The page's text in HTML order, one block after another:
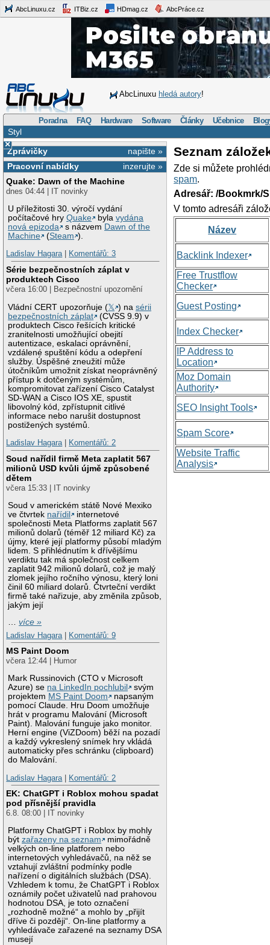
AbcLinuxu.cz ITBiz.cz HDmag.cz AbcPráce.cz
AbcLinuxu hledá autory!
Poradna FAQ Hardware Software Články Učebnice
Styl
×
napište »
Zprávičky
inzerujte »
Pracovní nabídky
Quake: Dawn of the Machine
dnes 04:44 | IT novinky
U příležitosti 30. výročí vydání
počítačové hryQuake bylavydána
nová epizoda
s názvem Dawn of the
Machine
(Steam ).
Ladislav Hagara| Komentářů: 3
Série bezpečnostních záplat v
produktech Cisco
včera 16:00 | Bezpečnostní upozornění
Vládní CERT upozorňuje (𝕏 ) nasérii
bezpečnostních záplat
(CVSS 9.9) v
produktech Cisco řešících kritické
zranitelnosti umožňující obejití
autentizace, eskalaci oprávnění,
vzdálené spuštění kódu a odepření
služby. Úspěšné zneužití může
útočníkům umožnit získat neoprávněný
přístup k dotčeným systémům,
kompromitovat zařízení Cisco Catalyst
SD-WAN a Cisco IOS XE, spustit
libovolný kód, zpřístupnit citlivé
informace nebo narušit dostupnost
postižených systémů.
Ladislav Hagara| Komentářů: 2
Soud nařídil firmě Meta zaplatit 567
milionů USD kvůli újmě způsobené
dětem
včera 15:33 | IT novinky
Soud v americkém státě Nové Mexiko
ve čtvrtek nařídil
internetové
společnosti Meta Platforms zaplatit 567
milionů dolarů (téměř 12 miliard Kč) za
újmy, které její platformy působí mladým
lidem. S přihlédnutím k dřívějšímu
verdiktu tak má společnost celkem
zaplatit 942 milionů dolarů, což je malý
zlomek jejího ročního výnosu, který loni
činil 60 miliard dolarů. Čtvrteční verdikt
firmě také nařizuje, aby změnila způsob,
jakým její
…více »
Ladislav Hagara
Komentářů: 9
MS Paint Doom
včera 12:44 | Humor
Mark Russinovich (CTO v Microsoft
Azure) se na LinkedIn pochlubil
svým
projektem MS Paint Doom
napsaným
pomocí Claude. Hru Doom umožňuje
hrát v programu Malování (Microsoft
Paint). Malování funguje jako monitor.
Herní engine (ViZDoom) běží na pozadí
a každý vykreslený snímek hry vkládá
automaticky přes schránku (clipboard)
do Malování.
Ladislav Hagara
Komentářů: 2
EK: ChatGPT i Roblox mohou spadat
pod přísnější pravidla
6.8. 08:00 | IT novinky
Platformy ChatGPT i Roblox by mohly
býtzařazeny na seznam
mimořádně
velkých on-line platforem nebo
internetových vyhledávačů, na něž se
vztahují zvláštní podmínky podle
nařízení o digitálních službách (DSA).
Vzhledem k tomu, že ChatGPT i Roblox
oznámily počet uživatelů nad prahovou
hodnotou DSA, je toto označení
„rozhodně možné“ a mohlo by „přijít
dříve či později“. On-line platformy a
vyhledávače zařazené na seznamy DSA
musejí
Seznam
Zde si můžete
spam.
Adresář: /Bookmrk/
V tomto adresáři
Název
Backlink Indexer
Free Trustflow
Checker
Guest Posting
Index Checker
IP Address to
Location
Moz Domain
Authority
SEO Insight Tools
Spam Score
Website Traffic
Analysis